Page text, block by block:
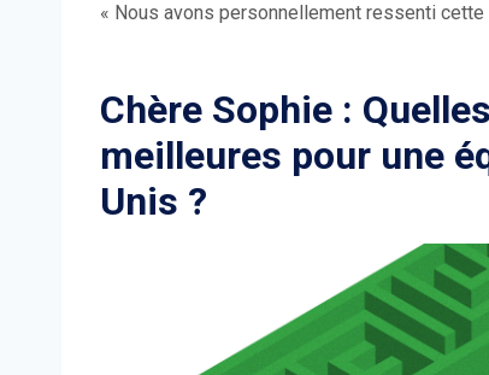
« Nous avons personnellement ressenti cette
Chère Sophie :
meilleures pour une
Unis ?